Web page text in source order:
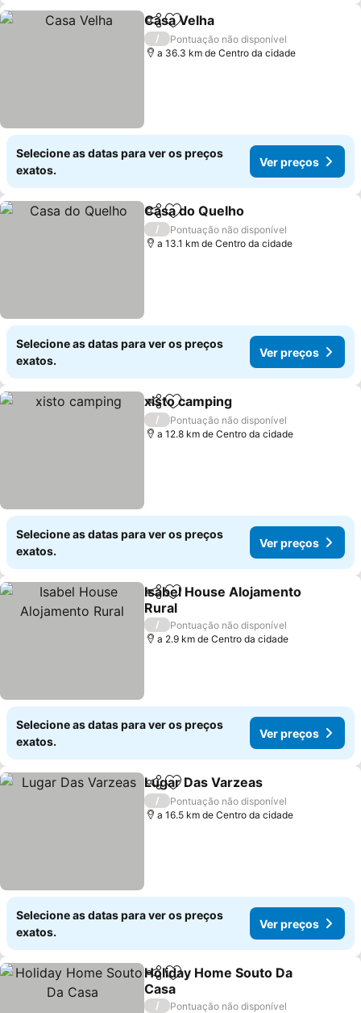
PartilharAdicionar aos favoritos
Casa Velha
/
Pontuação não disponível
a 36.3 km de Centro da cidade
Selecione as datas para ver os preços
exatos.
Ver preços
PartilharAdicionar aos favoritos
Casa do Quelho
/
Pontuação não disponível
a 13.1 km de Centro da cidade
Selecione as datas para ver os preços
exatos.
Ver preços
PartilharAdicionar aos favoritos
xisto camping
/
Pontuação não disponível
a 12.8 km de Centro da cidade
Selecione as datas para ver os preços
exatos.
Ver preços
PartilharAdicionar aos favoritos
Isabel House Alojamento
Rural
/
Pontuação não disponível
a 2.9 km de Centro da cidade
Selecione as datas para ver os preços
exatos.
Ver preços
PartilharAdicionar aos favoritos
Lugar Das Varzeas
/
Pontuação não disponível
a 16.5 km de Centro da cidade
Selecione as datas para ver os preços
exatos.
Ver preços
PartilharAdicionar aos favoritos
Holiday Home Souto Da
Casa
/
Pontuação não disponível